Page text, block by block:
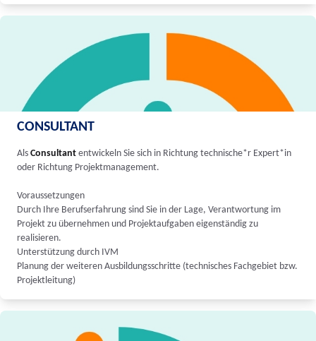
CONSULTANT
Als Consultant entwickeln Sie sich in Richtung technische*r Expert*in
oder Richtung Projektmanagement.
Voraussetzungen
Durch Ihre Berufserfahrung sind Sie in der Lage, Verantwortung im
Projekt zu übernehmen und Projektaufgaben eigenständig zu
realisieren.
Unterstützung durch IVM
Planung der weiteren Ausbildungsschritte (technisches Fachgebiet bzw.
Projektleitung)